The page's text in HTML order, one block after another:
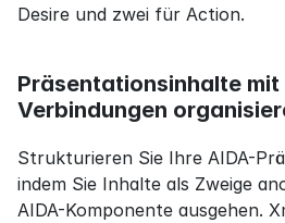
Desire und zwei für Action.
Präsentationsinhalte mit
Verbindungen
Strukturieren Sie Ihre AIDA-
indem Sie Inhalte als Zweige
AIDA-Komponente ausgehen.